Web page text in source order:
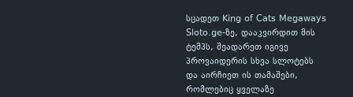
სცადეთ King of Cats Megaways
Sloto.ge-ზე, დააკვირდით მის
ტემპს, შეადარეთ იგივე
პროვაიდერის სხვა სლოტებს
და აირჩიეთ ის თამაშები,
რომლებიც ყველაზე